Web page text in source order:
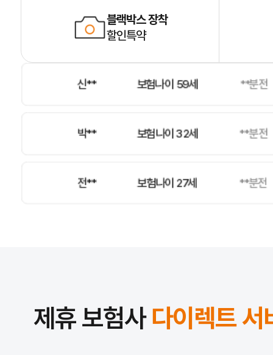
블랙박스 장착
할인특약
신** 보험나이 59세
박** 보험나이 32세 **분전
전** 보험나이 27세 **분전
윤** 보험나이 68세 **분전
제휴 보험사다이렉트 서